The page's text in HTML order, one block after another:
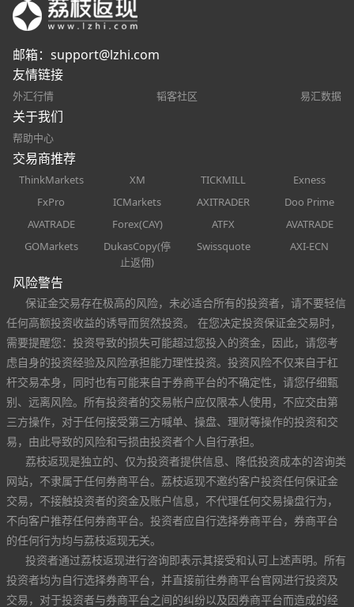
邮箱： support@lzhi.com
友情链接
外汇行情 韬客社区 易汇数据
关于我们
帮助中心
交易商推荐
ThinkMarkets XM TICKMILL
Exness
FxPro
ICMarkets AXITRADER
Doo Prime
AVATRADE
Forex(CAY) ATFX
AVATRADE
GOMarkets
DukasCopy(停
止返佣)
Swissquote AXI-ECN
风险警告
保证金交易存在极高的风险，未必适合所有的投资者，请不要轻信
任何高额投资收益的诱导而贸然投资。 在您决定投资保证金交易时，
需要提醒您：投资导致的损失可能超过您投入的资金，因此，请您考
虑自身的投资经验及风险承担能力理性投资。投资风险不仅来自于杠
杆交易本身，同时也有可能来自于券商平台的不确定性，请您仔细甄
别、远离风险。所有投资者的交易帐户应仅限本人使用，不应交由第
三方操作，对于任何接受第三方喊单、操盘、理财等操作的投资和交
易，由此导致的风险和亏损由投资者个人自行承担。
荔枝返现是独立的、仅为投资者提供信息、降低投资成本的咨询类
网站，不隶属于任何券商平台。荔枝返现不邀约客户投资任何保证金
交易，不接触投资者的资金及账户信息，不代理任何交易操盘行为，
不向客户推荐任何券商平台。投资者应自行选择券商平台，券商平台
的任何行为均与荔枝返现无关。
投资者通过荔枝返现进行咨询即表示其接受和认可上述声明。所有
投资者均为自行选择券商平台，并直接前往券商平台官网进行投资及
交易，对于投资者与券商平台之间的纠纷以及因券商平台而造成的经